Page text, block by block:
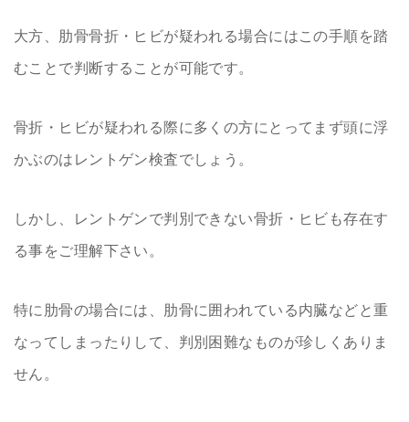
大方、肋骨骨折・ヒビが疑われる場合にはこの手順を踏
むことで判断することが可能です。
骨折・ヒビが疑われる際に多くの方にとってまず頭に浮
かぶのはレントゲン検査でしょう。
しかし、レントゲンで判別できない骨折・ヒビも存在す
る事をご理解下さい。
特に肋骨の場合には、肋骨に囲われている内臓などと重
なってしまったりして、判別困難なものが珍しくありま
せん。